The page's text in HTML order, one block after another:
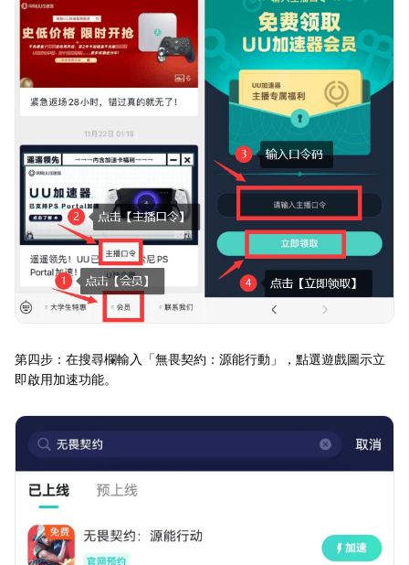
第四步：在搜尋欄輸入「無畏契約：源能行動」，點選遊戲圖示立
即啟用加速功能。